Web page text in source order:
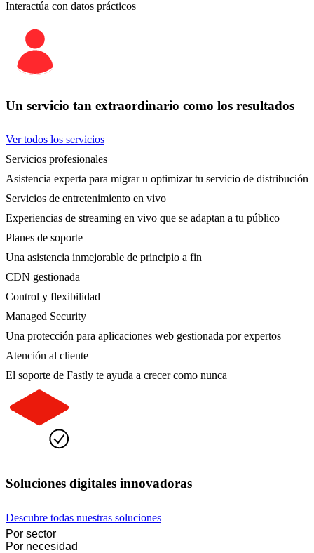
Interactúa con datos prácticos
Un servicio tan extraordinario como los resultados
Ver todos los servicios
Servicios profesionales
Asistencia experta para migrar u optimizar tu servicio de distribución
Servicios de entretenimiento en vivo
Experiencias de streaming en vivo que se adaptan a tu público
Planes de soporte
Una asistencia inmejorable de principio a fin
CDN gestionada
Control y flexibilidad
Managed Security
Una protección para aplicaciones web gestionada por expertos
Atención al cliente
El soporte de Fastly te ayuda a crecer como nunca
Soluciones digitales innovadoras
Descubre todas nuestras soluciones
Por sector
Por necesidad